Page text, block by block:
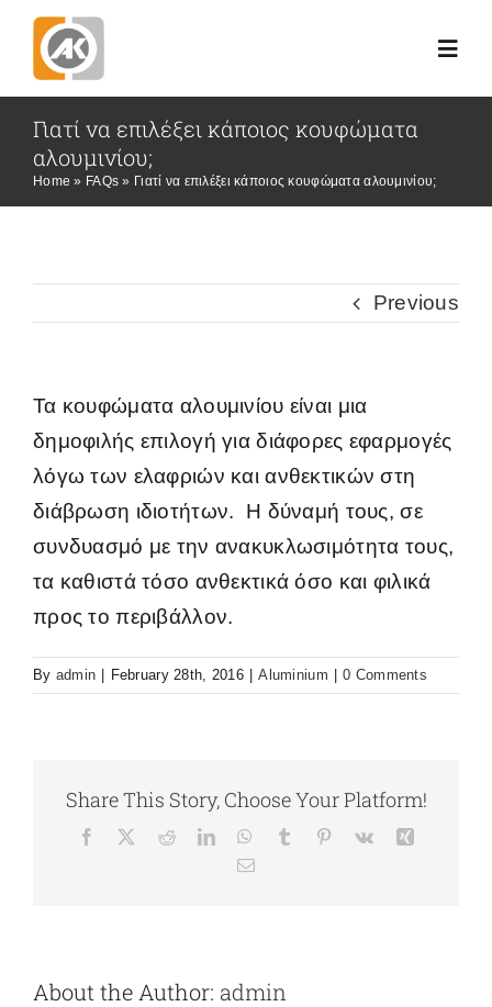
Skip
content
Αρχική
Εταιρεία
Έργα
Θέλω Προσφορά!
Επικοινωνία
Γιατί να επιλέξει κάποιος κουφώματα
αλουμινίου;
Home » FAQs » Γιατί να επιλέξει κάποιος κουφώματα αλουμινίου;
Previous
Τα κουφώματα αλουμινίου είναι μια
δημοφιλής επιλογή για διάφορες εφαρμογές
λόγω των ελαφριών και ανθεκτικών στη
διάβρωση ιδιοτήτων. Η δύναμή τους, σε
συνδυασμό με την ανακυκλωσιμότητα τους,
τα καθιστά τόσο ανθεκτικά όσο και φιλικά
προς το περιβάλλον.
By admin February 28th, 2016 Aluminium 0 Comments
Share This Story, Choose Your Platform!
Facebook RedditLinkedInWhatsApp
Tumblr Pinterest
Vk
Email
About the Author: admin